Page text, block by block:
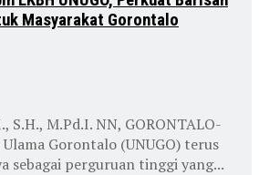
Masyarakat Gorontalo
S.H., M.Pd.I. NN, GORONTALO-
Gorontalo (UNUGO) terus
sebagai perguruan tinggi yang...